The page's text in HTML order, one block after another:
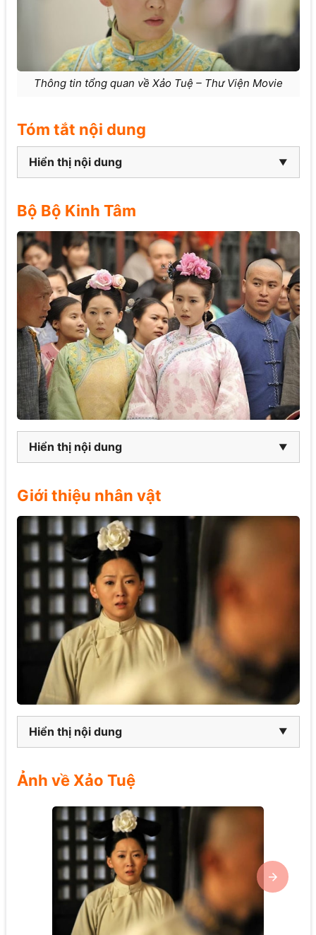
Thông tin tổng quan về Xảo Tuệ – Thư Viện Movie
Tóm tắt nội dung
Hiển thị nội dung
Bộ Bộ Kinh Tâm
Hiển thị nội dung
Giới thiệu nhân vật
Hiển thị nội dung
Ảnh về Xảo Tuệ